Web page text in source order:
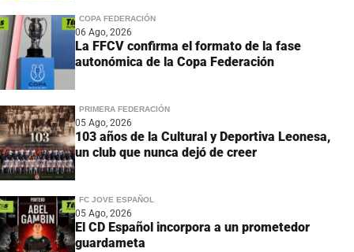
COPA FEDERACIÓN
06 Ago, 2026
La FFCV confirma el formato de la fase
autonómica de la Copa Federación
PRIMERA FEDERACIÓN
05 Ago, 2026
103 años de la Cultural y Deportiva Leonesa,
un club que nunca dejó de creer
FC JOVE ESPAÑOL
05 Ago, 2026
El CD Español incorpora a un prometedor
guardameta